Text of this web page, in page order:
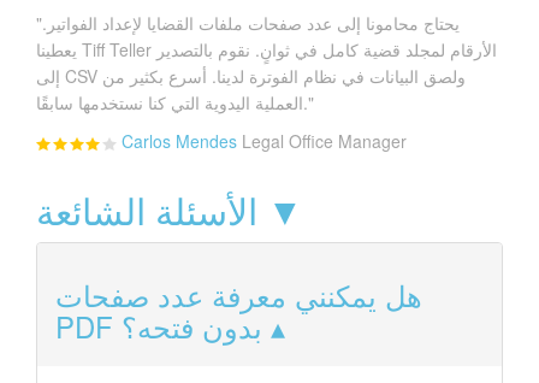
"يحتاج محامونا إلى عدد صفحات ملفات القضايا لإعداد الفواتير.
يعطينا Tiff Teller الأرقام لمجلد قضية كامل في ثوانٍ. نقوم بالتصدير
إلى CSV ولصق البيانات في نظام الفوترة لدينا. أسرع بكثير من
العملية اليدوية التي كنا نستخدمها سابقًا."
Carlos Mendes Legal Office Manager
الأسئلة الشائعة ▼
هل يمكنني معرفة عدد صفحات
PDF بدون فتحه؟